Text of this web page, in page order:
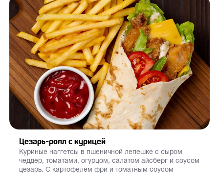
Цезарь-ролл с курицей
Куриные наггетсы в пшеничной лепешке с сыром
чеддер, томатами, огурцом, салатом айсберг и соусом
цезарь. С картофелем фри и томатным соусом